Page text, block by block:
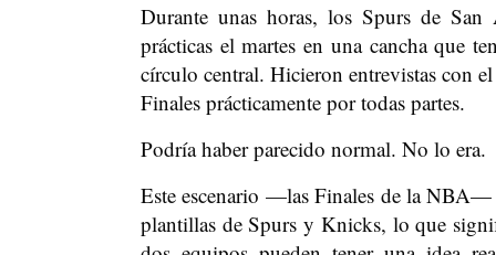
Durante unas horas, los Spurs de
prácticas el martes en una cancha que
círculo central. Hicieron entrevistas con
Finales prácticamente por todas partes.
Podría haber parecido normal. No lo era.
Este escenario —las Finales de la NBA—
plantillas de Spurs y Knicks, lo que